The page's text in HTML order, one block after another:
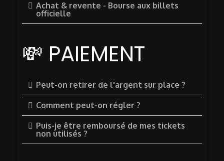
Achat & revente - Bourse aux billets
officielle
💸 PAIEMENT
Peut-on retirer de l'argent sur place ?
Comment peut-on régler ?
Puis-je être remboursé de mes tickets
non utilisés ?